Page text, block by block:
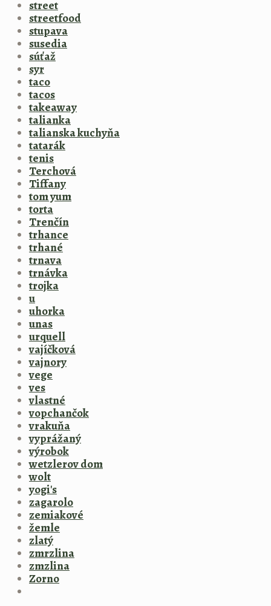
street
streetfood
stupava
susedia
súťaž
syr
taco
tacos
takeaway
talianka
talianska kuchyňa
tatarák
tenis
Terchová
Tiffany
tom yum
torta
Trenčín
trhance
trhané
trnava
trnávka
trojka
u
uhorka
unas
urquell
vajíčková
vajnory
vege
ves
vlastné
vopchančok
vrakuňa
vyprážaný
výrobok
wetzlerov dom
wolt
yogi's
zagarolo
zemiakové
žemle
zlatý
zmrzlina
zmzlina
Zorno